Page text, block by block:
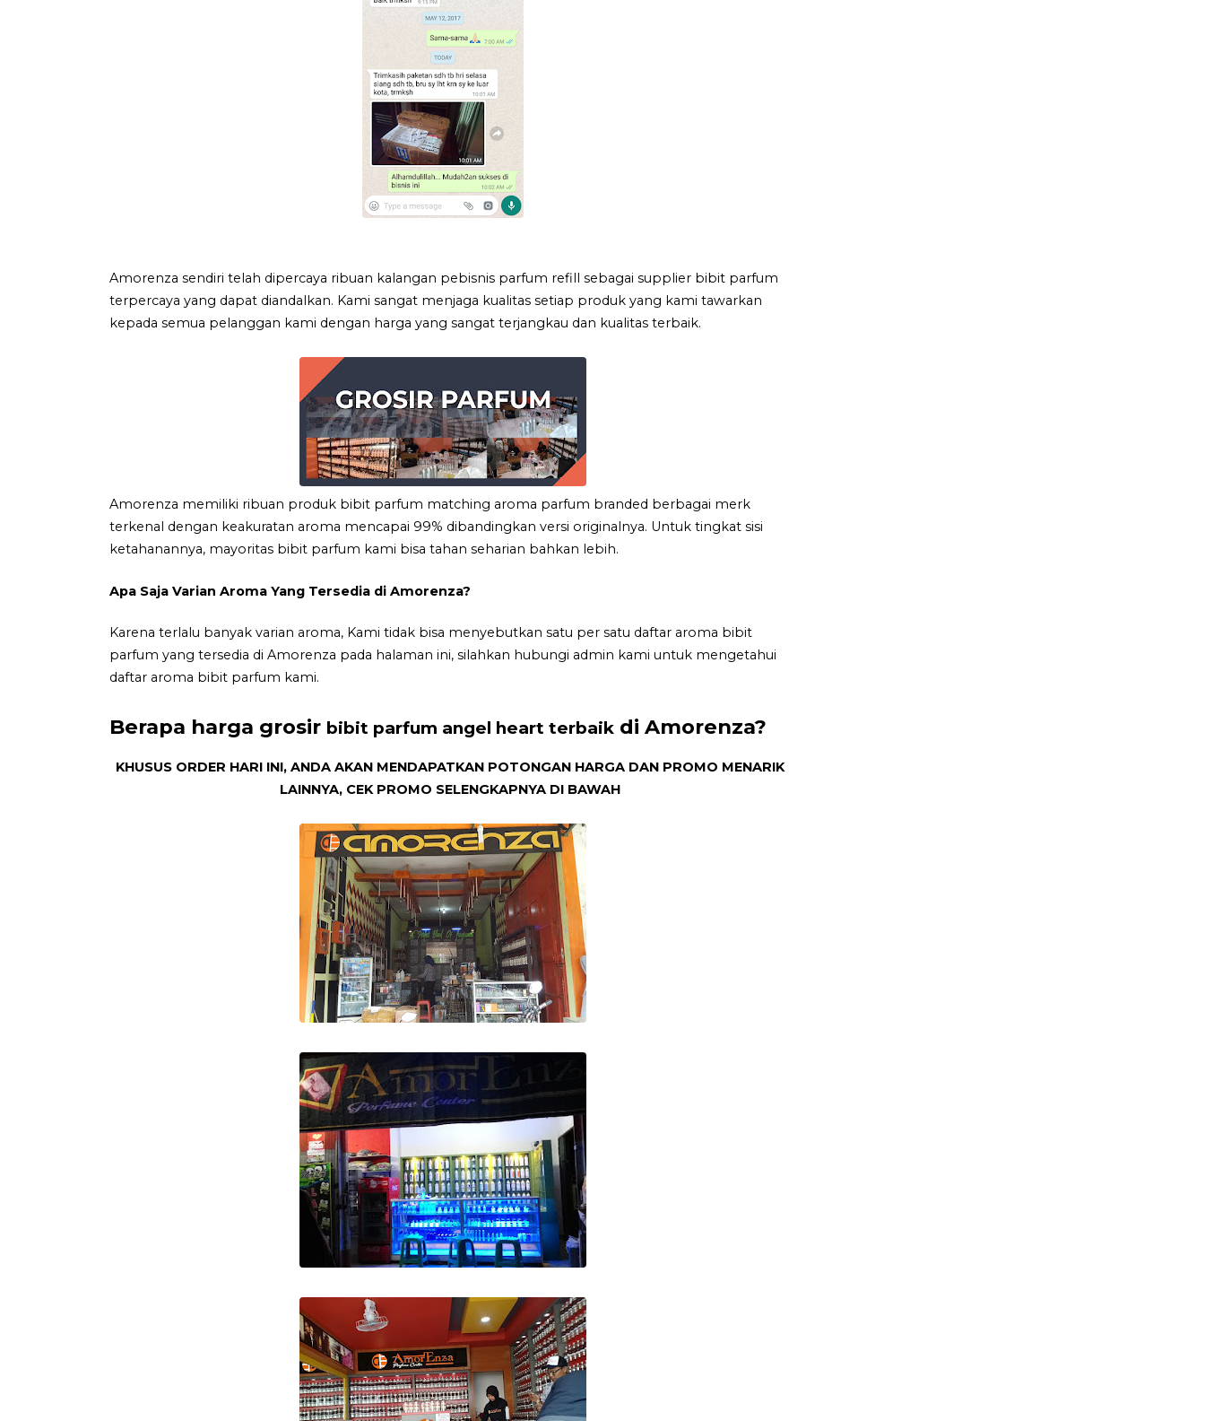
Amorenza sendiri telah dipercaya ribuan kalangan pebisnis parfum refill sebagai supplier bibit parfum
terpercaya yang dapat diandalkan. Kami sangat menjaga kualitas setiap produk yang kami tawarkan
kepada semua pelanggan kami dengan harga yang sangat terjangkau dan kualitas terbaik.
Amorenza memiliki ribuan produk bibit parfum matching aroma parfum branded berbagai merk
terkenal dengan keakuratan aroma mencapai 99% dibandingkan versi originalnya. Untuk tingkat sisi
ketahanannya, mayoritas bibit parfum kami bisa tahan seharian bahkan lebih.
Apa Saja Varian Aroma Yang Tersedia di Amorenza?
Karena terlalu banyak varian aroma, Kami tidak bisa menyebutkan satu per satu daftar aroma bibit
parfum yang tersedia di Amorenza pada halaman ini, silahkan hubungi admin kami untuk mengetahui
daftar aroma bibit parfum kami.
Berapa harga grosir bibit parfum angel heart terbaik di Amorenza?
KHUSUS ORDER HARI INI, ANDA AKAN MENDAPATKAN POTONGAN HARGA DAN PROMO MENARIK
LAINNYA, CEK PROMO SELENGKAPNYA DI BAWAH